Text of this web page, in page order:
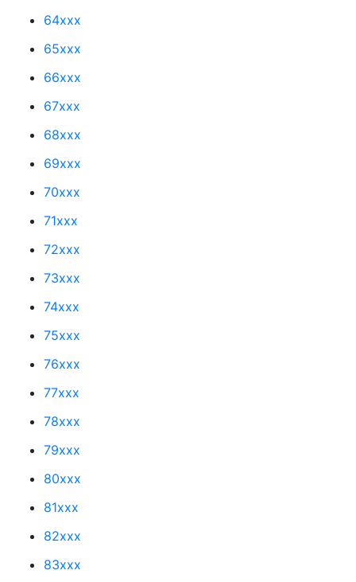
64xxx
65xxx
66xxx
67xxx
68xxx
69xxx
70xxx
71xxx
72xxx
73xxx
74xxx
75xxx
76xxx
77xxx
78xxx
79xxx
80xxx
81xxx
82xxx
83xxx